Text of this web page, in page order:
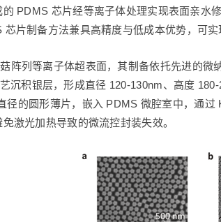
PDMS 芯片经等离子体处理实现表面亲
片制备方法兼具高精度与低成本优势，可
阵列等离子体超表面，其制备依托先进的
沉积银层，形成直径 120-130nm、高度
径的圆形薄片，嵌入 PDMS 微腔室中，通
激光加热导致的微流控封装失效。